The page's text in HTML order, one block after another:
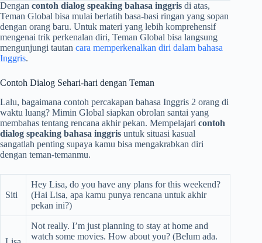
Dengan contoh dialog speaking bahasa inggris di atas,
Teman Global bisa mulai berlatih basa-basi ringan yang sopan
dengan orang baru. Untuk materi yang lebih komprehensif
mengenai trik perkenalan diri, Teman Global bisa langsung
mengunjungi tautan cara memperkenalkan diri dalam bahasa
Inggris.
Contoh Dialog Sehari-hari dengan Teman
Lalu, bagaimana contoh percakapan bahasa Inggris 2 orang di
waktu luang? Mimin Global siapkan obrolan santai yang
membahas tentang rencana akhir pekan. Mempelajari contoh
dialog speaking bahasa inggris untuk situasi kasual
sangatlah penting supaya kamu bisa mengakrabkan diri
dengan teman-temanmu.
Siti
Hey Lisa, do you have any plans for this weekend?
(Hai Lisa, apa kamu punya rencana untuk akhir
pekan ini?)
Not really. I’m just planning to stay at home and
watch some movies. How about you? (Belum ada.